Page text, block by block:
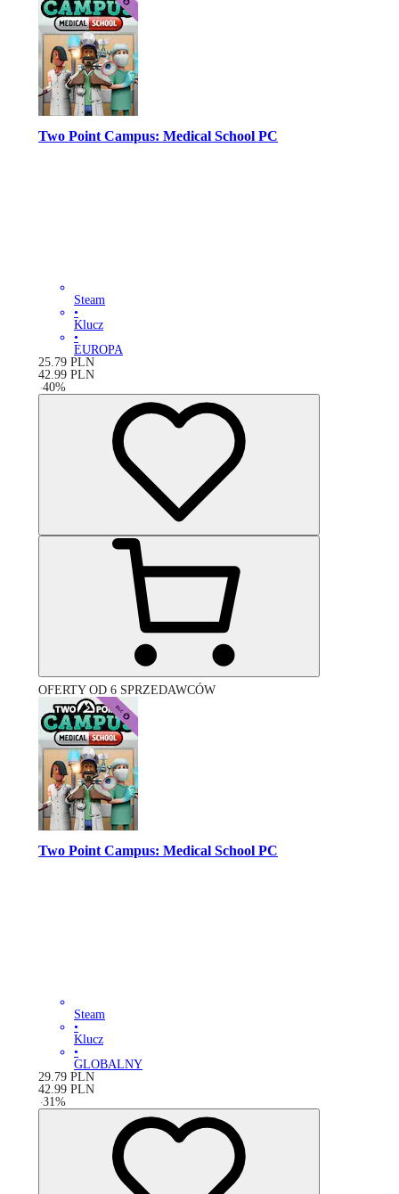
Two Point Campus: Medical School PC
Steam
•
Klucz
•
EUROPA
25.79 PLN
42.99 PLN
-40%
OFERTY OD 6 SPRZEDAWCÓW
Two Point Campus: Medical School PC
Steam
•
Klucz
•
GLOBALNY
29.79 PLN
42.99 PLN
-31%